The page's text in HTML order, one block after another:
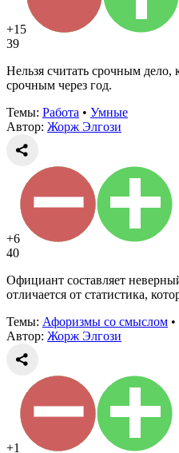
+15
39
Нельзя считать срочным дело,
срочным через год.
Темы: Работа • Умные
Автор: Жорж Элгози
+6
40
Официант составляет
отличается от статистика,
Темы: Афоризмы со смыслом •
Автор: Жорж Элгози
+1